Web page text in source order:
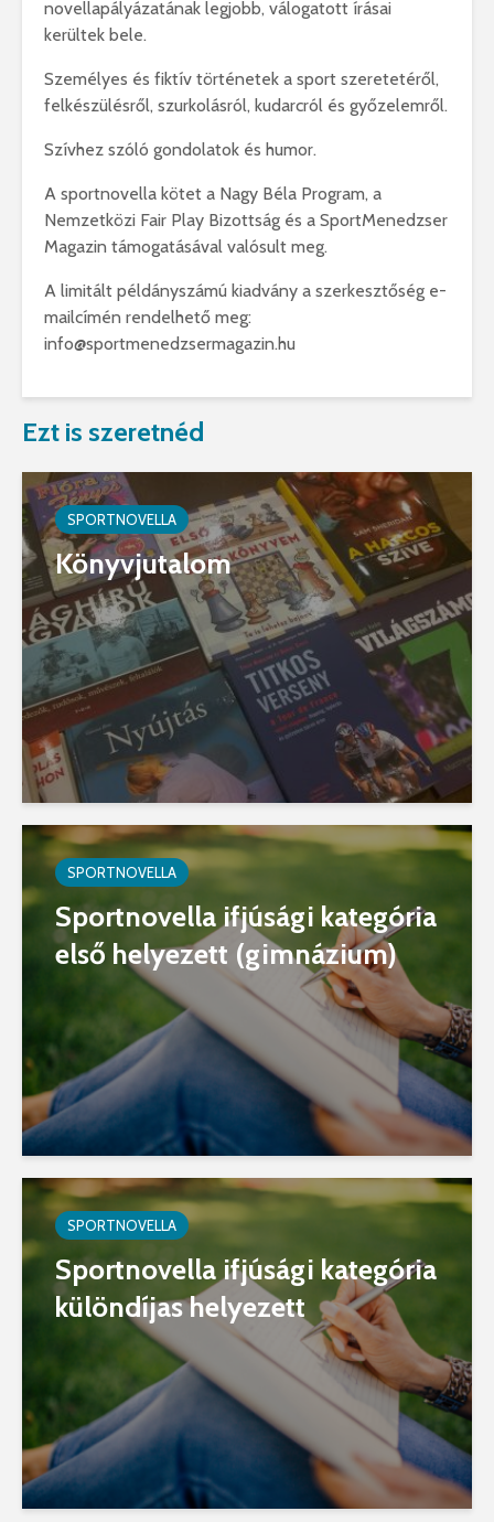
novellapályázatának legjobb, válogatott írásai
kerültek bele.
Személyes és fiktív történetek a sport szeretetéről,
felkészülésről, szurkolásról, kudarcról és győzelemről.
Szívhez szóló gondolatok és humor.
A sportnovella kötet a Nagy Béla Program, a
Nemzetközi Fair Play Bizottság és a SportMenedzser
Magazin támogatásával valósult meg.
A limitált példányszámú kiadvány a szerkesztőség e-
mailcímén rendelhető meg:
info@sportmenedzsermagazin.hu
Ezt is szeretnéd
SPORTNOVELLA
Könyvjutalom
SPORTNOVELLA
Sportnovella ifjúsági kategória
első helyezett (gimnázium)
SPORTNOVELLA
Sportnovella ifjúsági kategória
különdíjas helyezett